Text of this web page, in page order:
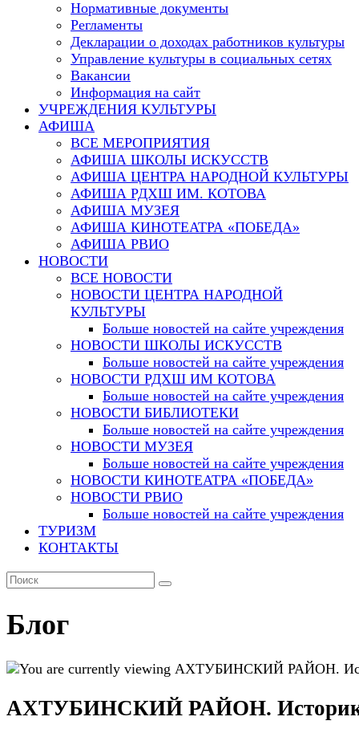
Нормативные документы
Регламенты
Декларации о доходах работников культуры
Управление культуры в социальных сетях
Вакансии
Информация на сайт
УЧРЕЖДЕНИЯ КУЛЬТУРЫ
АФИША
ВСЕ МЕРОПРИЯТИЯ
АФИША ШКОЛЫ ИСКУССТВ
АФИША ЦЕНТРА НАРОДНОЙ КУЛЬТУРЫ
АФИША РДХШ ИМ. КОТОВА
АФИША МУЗЕЯ
АФИША КИНОТЕАТРА «ПОБЕДА»
АФИША РВИО
НОВОСТИ
ВСЕ НОВОСТИ
НОВОСТИ ЦЕНТРА НАРОДНОЙ
КУЛЬТУРЫ
Больше новостей на сайте учреждения
НОВОСТИ ШКОЛЫ ИСКУССТВ
Больше новостей на сайте учреждения
НОВОСТИ РДХШ ИМ КОТОВА
Больше новостей на сайте учреждения
НОВОСТИ БИБЛИОТЕКИ
Больше новостей на сайте учреждения
НОВОСТИ МУЗЕЯ
Больше новостей на сайте учреждения
НОВОСТИ КИНОТЕАТРА «ПОБЕДА»
НОВОСТИ РВИО
Больше новостей на сайте учреждения
ТУРИЗМ
КОНТАКТЫ
Блог
АХТУБИНСКИЙ РАЙОН. Историко-